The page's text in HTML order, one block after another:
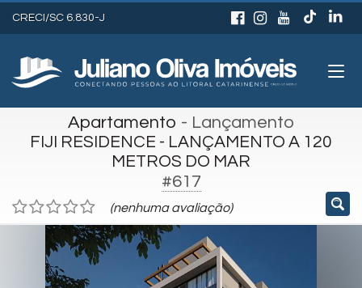
CRECI/SC 6.830-J
Apartamento - Lançamento
FIJI RESIDENCE - LANÇAMENTO A 120
METROS DO MAR
#617
(nenhuma avaliação)